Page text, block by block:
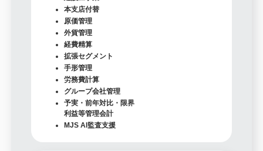
本支店付替
原価管理
外貨管理
経費精算
拡張セグメント
手形管理
労務費計算
グループ会社管理
予実・前年対比・限界
利益等管理会計
MJS AI監査支援